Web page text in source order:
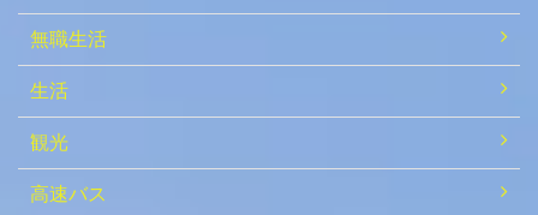
無職生活
生活
観光
高速バス